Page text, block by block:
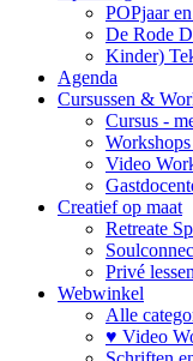
POPjaar
De Rode
Kinder)
Agenda
Cursussen &
Cursus -
Video
Creatief op maat
Retreate
Privé
Webwinkel
Alle
♥ Video